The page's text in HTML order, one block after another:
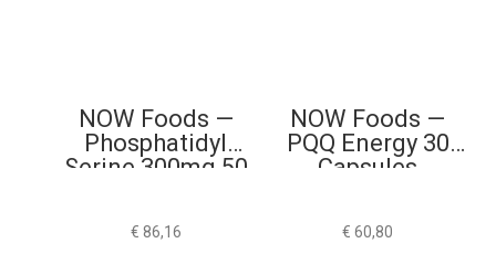
NOW Foods —
Phosphatidyl
Serine 300mg 50
€ 86,16
NOW Foods —
PQQ Energy 30
Capsules
€ 60,80